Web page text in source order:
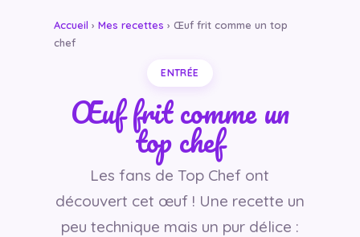
Accueil › Mes recettes › Œuf frit comme un top
chef
ENTRÉE
Œuf frit comme un
top chef
Les fans de Top Chef ont
découvert cet œuf ! Une recette un
peu technique mais un pur délice :